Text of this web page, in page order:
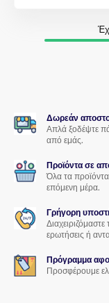
Δωρεάν
Απλά ξοδέψτε
από εμάς.
Προϊόντα σε
Όλα τα
επόμενη μέρα.
Γρήγορη
ερωτήσεις ή
Πρόγραμμα
Προσφέρουμε